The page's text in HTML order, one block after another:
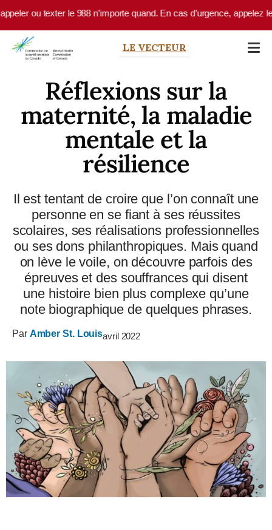
Skip to main content
le 988 n’importe quand. En cas d’urgence, appelez le 9-1-1 ou
LE VECTEUR
Réflexions sur la
maternité, la maladie
mentale et la
résilience
Il est tentant de croire que l’on connaît une
personne en se fiant à ses réussites
scolaires, ses réalisations professionnelles
ou ses dons philanthropiques. Mais quand
on lève le voile, on découvre parfois des
épreuves et des souffrances qui disent
une histoire bien plus complexe qu’une
note biographique de quelques phrases.
Par Amber St. Louisavril 2022